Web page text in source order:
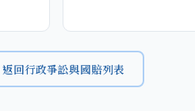
回行政爭訟與國賠列表